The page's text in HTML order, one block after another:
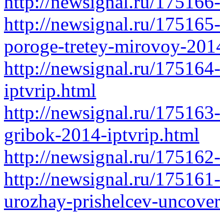
http://newsignal.ru/
poroge-tretey-mirovoy-
http://newsignal.ru/
iptvrip.html
http://newsignal.ru/
gribok-2014-iptvrip.html
http://newsignal.ru/
http://newsignal.ru/
urozhay-prishelcev-